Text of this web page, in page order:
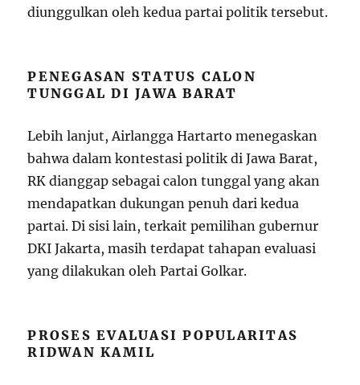
diunggulkan oleh kedua partai politik tersebut.
PENEGASAN STATUS CALON
TUNGGAL DI JAWA BARAT
Lebih lanjut, Airlangga Hartarto menegaskan
bahwa dalam kontestasi politik di Jawa Barat,
RK dianggap sebagai calon tunggal yang akan
mendapatkan dukungan penuh dari kedua
partai. Di sisi lain, terkait pemilihan gubernur
DKI Jakarta, masih terdapat tahapan evaluasi
yang dilakukan oleh Partai Golkar.
PROSES EVALUASI POPULARITAS
RIDWAN KAMIL